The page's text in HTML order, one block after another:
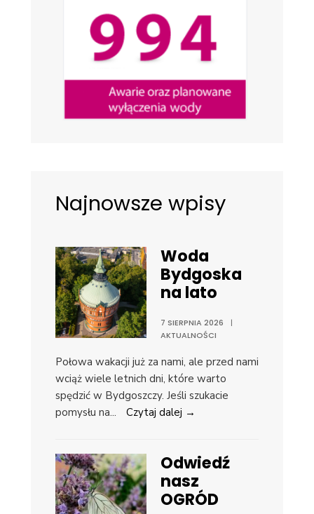
Najnowsze wpisy
Woda
Bydgoska
na lato
7 SIERPNIA 2026
|
AKTUALNOŚCI
Połowa wakacji już za nami, ale przed nami
wciąż wiele letnich dni, które warto
spędzić w Bydgoszczy. Jeśli szukacie
pomysłu na... Czytaj dalej →
Odwiedź
nasz
OGRÓD